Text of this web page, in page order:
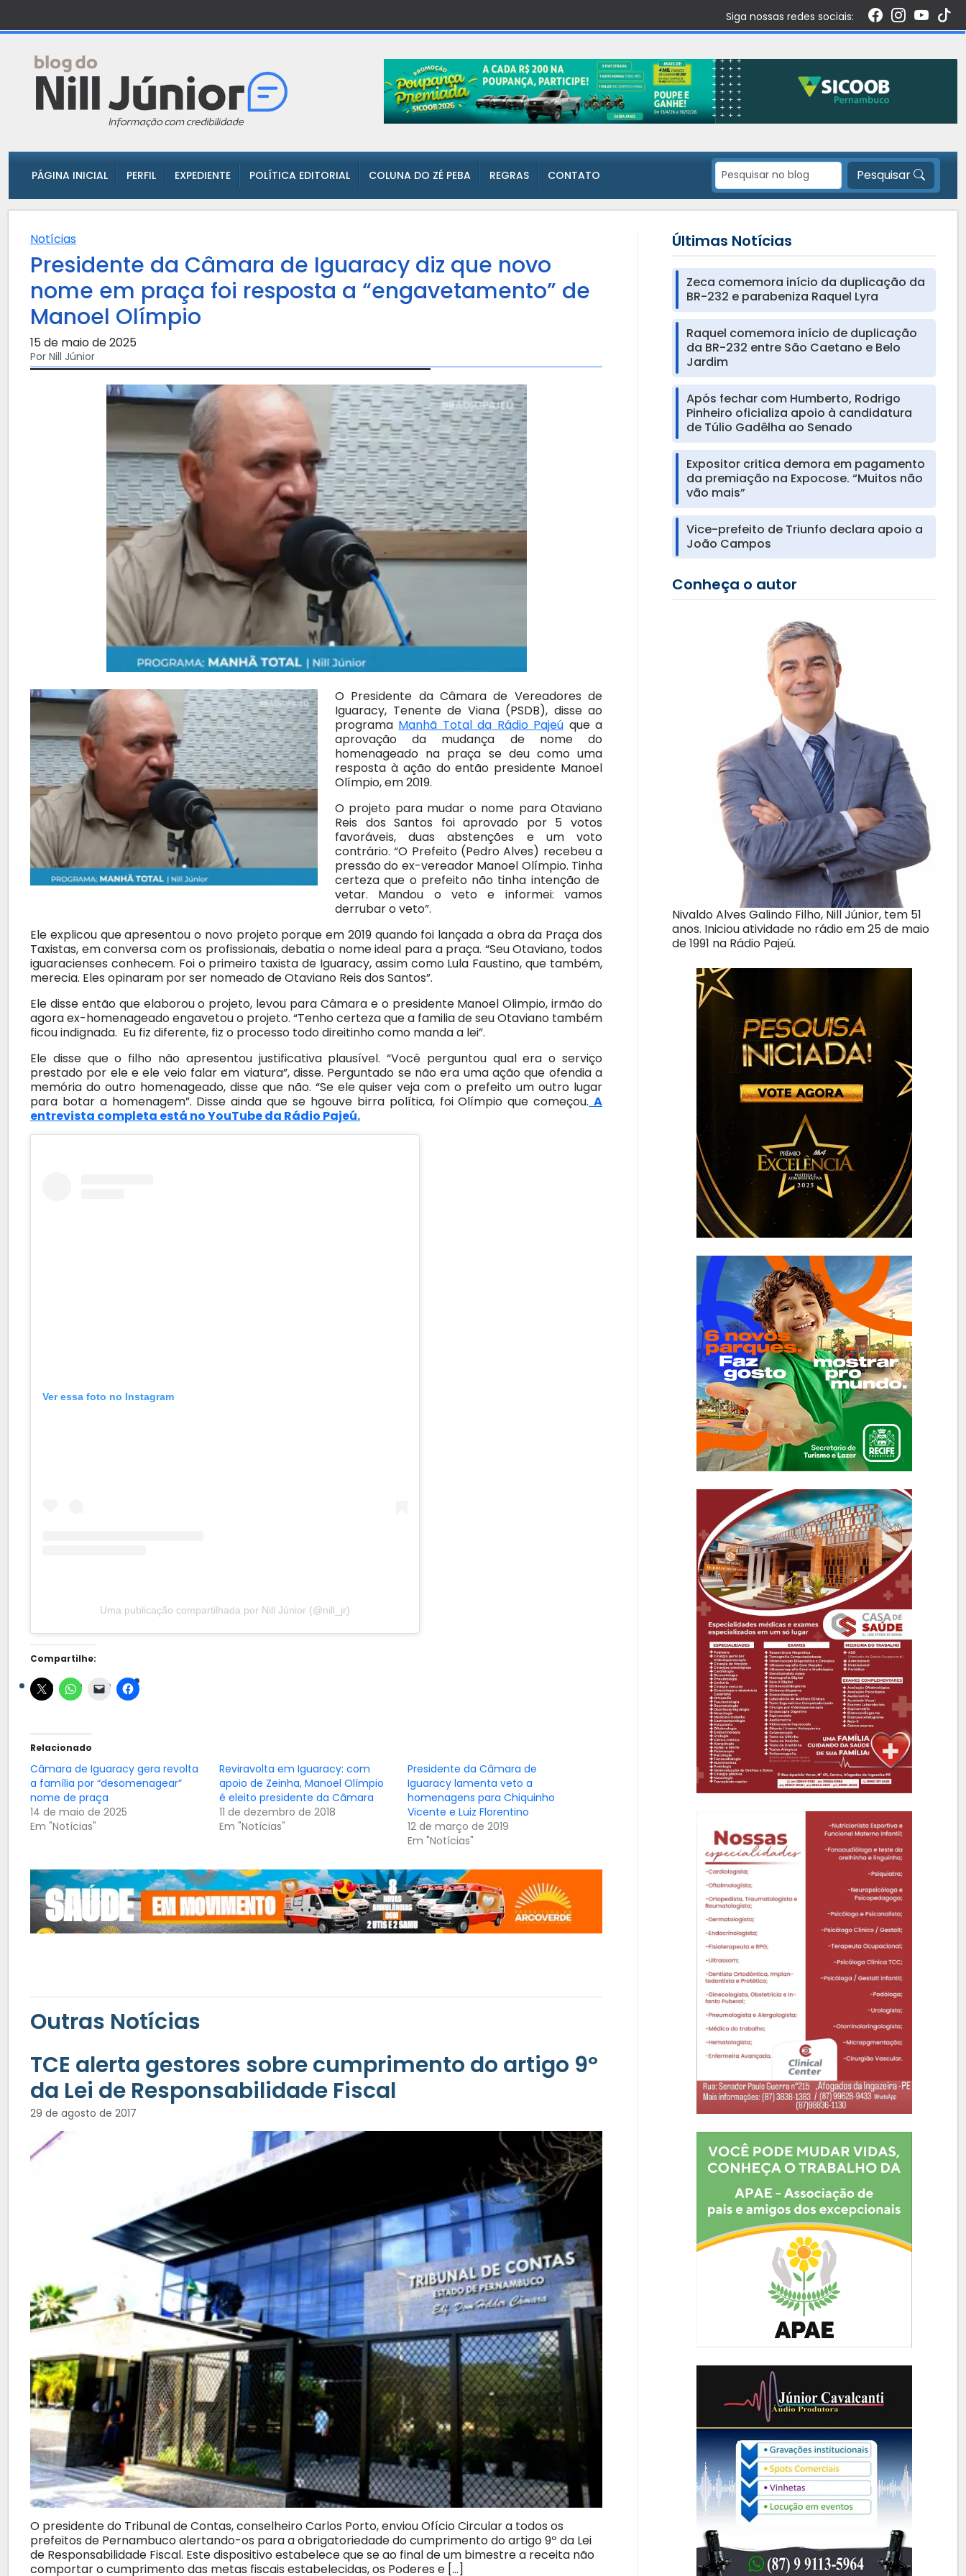
Siga nossas redes sociais:
PÁGINA INICIAL PERFIL EXPEDIENTE POLÍTICA EDITORIAL COLUNA DO ZÉ PEBA REGRAS CONTATO Pesquisar
Notícias
Presidente da Câmara de Iguaracy diz que novo
nome em praça foi resposta a “engavetamento” de
Manoel Olímpio
15 de maio de 2025
Por Nill Júnior
O Presidente da Câmara de Vereadores de
Iguaracy, Tenente de Viana (PSDB), disse ao
programa Manhã Total da Rádio Pajeú que a
aprovação da mudança de nome do
homenageado na praça se deu como uma
resposta à ação do então presidente Manoel
Olímpio, em 2019.
O projeto para mudar o nome para Otaviano
Reis dos Santos foi aprovado por 5 votos
favoráveis, duas abstenções e um voto
contrário. “O Prefeito (Pedro Alves) recebeu a
pressão do ex-vereador Manoel Olímpio. Tinha
certeza que o prefeito não tinha intenção de
vetar. Mandou o veto e informei: vamos
derrubar o veto”.
Ele explicou que apresentou o novo projeto porque em 2019 quando foi lançada a obra da Praça dos
Taxistas, em conversa com os profissionais, debatia o nome ideal para a praça. “Seu Otaviano, todos
iguaracienses conhecem. Foi o primeiro taxista de Iguaracy, assim como Lula Faustino, que também,
merecia. Eles opinaram por ser nomeado de Otaviano Reis dos Santos”.
Ele disse então que elaborou o projeto, levou para Câmara e o presidente Manoel Olimpio, irmão do
agora ex-homenageado engavetou o projeto. “Tenho certeza que a familia de seu Otaviano também
ficou indignada. Eu fiz diferente, fiz o processo todo direitinho como manda a lei”.
Ele disse que o filho não apresentou justificativa plausível. “Você perguntou qual era o serviço
prestado por ele e ele veio falar em viatura”, disse. Perguntado se não era uma ação que ofendia a
memória do outro homenageado, disse que não. “Se ele quiser veja com o prefeito um outro lugar
para botar a homenagem”. Disse ainda que se hgouve birra política, foi Olímpio que começou. A
entrevista completa está no YouTube da Rádio Pajeú.
Ver essa foto no Instagram
Uma publicação compartilhada por Nill Júnior (@nill_jr)
Compartilhe:
Relacionado
Câmara de Iguaracy gera revolta
a família por “desomenagear”
nome de praça
14 de maio de 2025
Em "Notícias"
Reviravolta em Iguaracy: com
apoio de Zeinha, Manoel Olímpio
é eleito presidente da Câmara
11 de dezembro de 2018
Em "Notícias"
Presidente da Câmara de
Iguaracy lamenta veto a
homenagens para Chiquinho
Vicente e Luiz Florentino
12 de março de 2019
Em "Notícias"
Outras Notícias
TCE alerta gestores sobre cumprimento do artigo 9º
da Lei de Responsabilidade Fiscal
29 de agosto de 2017
O presidente do Tribunal de Contas, conselheiro Carlos Porto, enviou Ofício Circular a todos os
prefeitos de Pernambuco alertando-os para a obrigatoriedade do cumprimento do artigo 9º da Lei
de Responsabilidade Fiscal. Este dispositivo estabelece que se ao final de um bimestre a receita não
comportar o cumprimento das metas fiscais estabelecidas, os Poderes e […]
Últimas Notícias
Zeca comemora início da duplicação da
BR-232 e parabeniza Raquel Lyra
Raquel comemora início de duplicação
da BR-232 entre São Caetano e Belo
Jardim
Após fechar com Humberto, Rodrigo
Pinheiro oficializa apoio à candidatura
de Túlio Gadêlha ao Senado
Expositor critica demora em pagamento
da premiação na Expocose. “Muitos não
vão mais”
Vice-prefeito de Triunfo declara apoio a
João Campos
Conheça o autor
Nivaldo Alves Galindo Filho, Nill Júnior, tem 51
anos. Iniciou atividade no rádio em 25 de maio
de 1991 na Rádio Pajeú.